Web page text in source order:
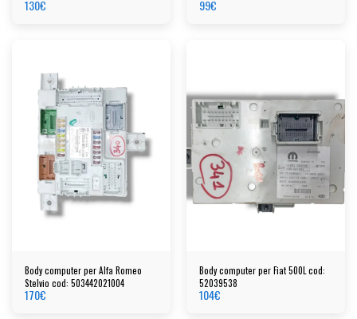
130€ 99€
Body computer per Alfa Romeo
Stelvio cod: 503442021004
170€
Body computer per Fiat 500L cod:
52039538
104€